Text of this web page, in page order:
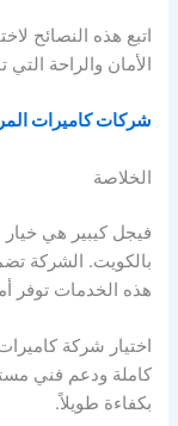
اتبع هذه النصائح
الأمان والراحة
شركات كاميرات
الخلاصة
فيجل كيبير هي خيار
بالكويت. الشركة
هذه الخدمات توفر
اختيار شركة
كاملة ودعم فني
بكفاءة طويلاً.